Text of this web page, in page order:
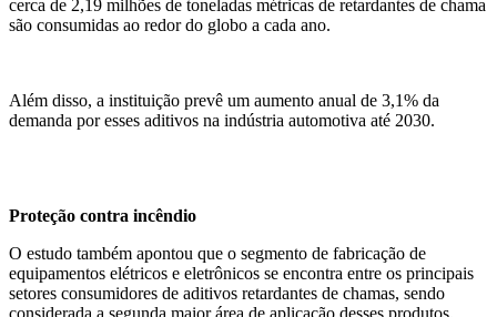
cerca de 2,19 milhões de toneladas métricas de retardantes de chama
são consumidas ao redor do globo a cada ano.
Além disso, a instituição prevê um aumento anual de 3,1% da
demanda por esses aditivos na indústria automotiva até 2030.
Proteção contra incêndio
O estudo também apontou que o segmento de fabricação de
equipamentos elétricos e eletrônicos se encontra entre os principais
setores consumidores de aditivos retardantes de chamas, sendo
considerada a segunda maior área de aplicação desses produtos,